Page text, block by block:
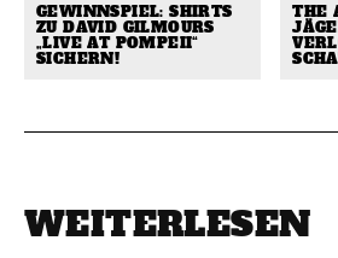
GEWINNSPIEL: SHIRTS
ZU DAVID GILMOURS
„LIVE AT POMPEII“
SICHERN!
THE
WEITERLESEN